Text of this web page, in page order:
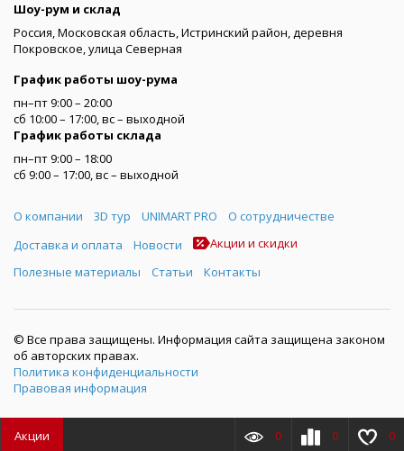
Шоу-рум и склад
Россия, Московская область, Истринский район, деревня
Покровское, улица Северная
График работы шоу-рума
пн–пт 9:00 – 20:00
сб 10:00 – 17:00, вс – выходной
График работы склада
пн–пт 9:00 – 18:00
сб 9:00 – 17:00, вс – выходной
Меню
О компании 3D тур UNIMART PRO
О сотрудничестве
Доставка и оплата
Новости
Акции и скидки
Полезные материалы
Статьи Контакты
© Все права защищены. Информация сайта защищена законом
об авторских правах.
Политика конфиденциальности
Правовая информация
Акции 0 0 0